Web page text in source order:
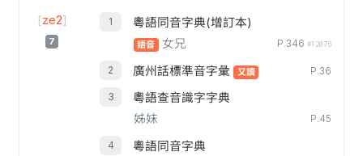
[ze2]
7
粵語同音字典(增訂本)
語音 女兄 P.346 #12076
廣州話標準音字彙 又讀 P.36
粵語查音識字字典
姊妹
P.45
粵語同音字典